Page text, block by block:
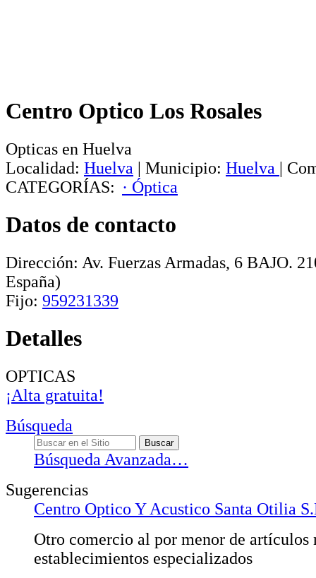
Centro Optico Los Rosales
Opticas en Huelva
Localidad: Huelva | Municipio: Huelva |
CATEGORÍAS: · Óptica
Datos de contacto
Dirección: Av. Fuerzas Armadas, 6 BAJO.
España)
Fijo: 959231339
Detalles
OPTICAS
¡Alta gratuita!
Búsqueda
Búsqueda Avanzada…
Sugerencias
Centro Optico Y Acustico Santa Otilia
Otro comercio al por menor de artículos
establecimientos especializados